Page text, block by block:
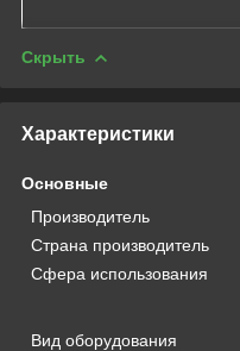
Скрыть
Характеристики
Основные
Производитель
Страна производитель
Сфера использования
Вид оборудования